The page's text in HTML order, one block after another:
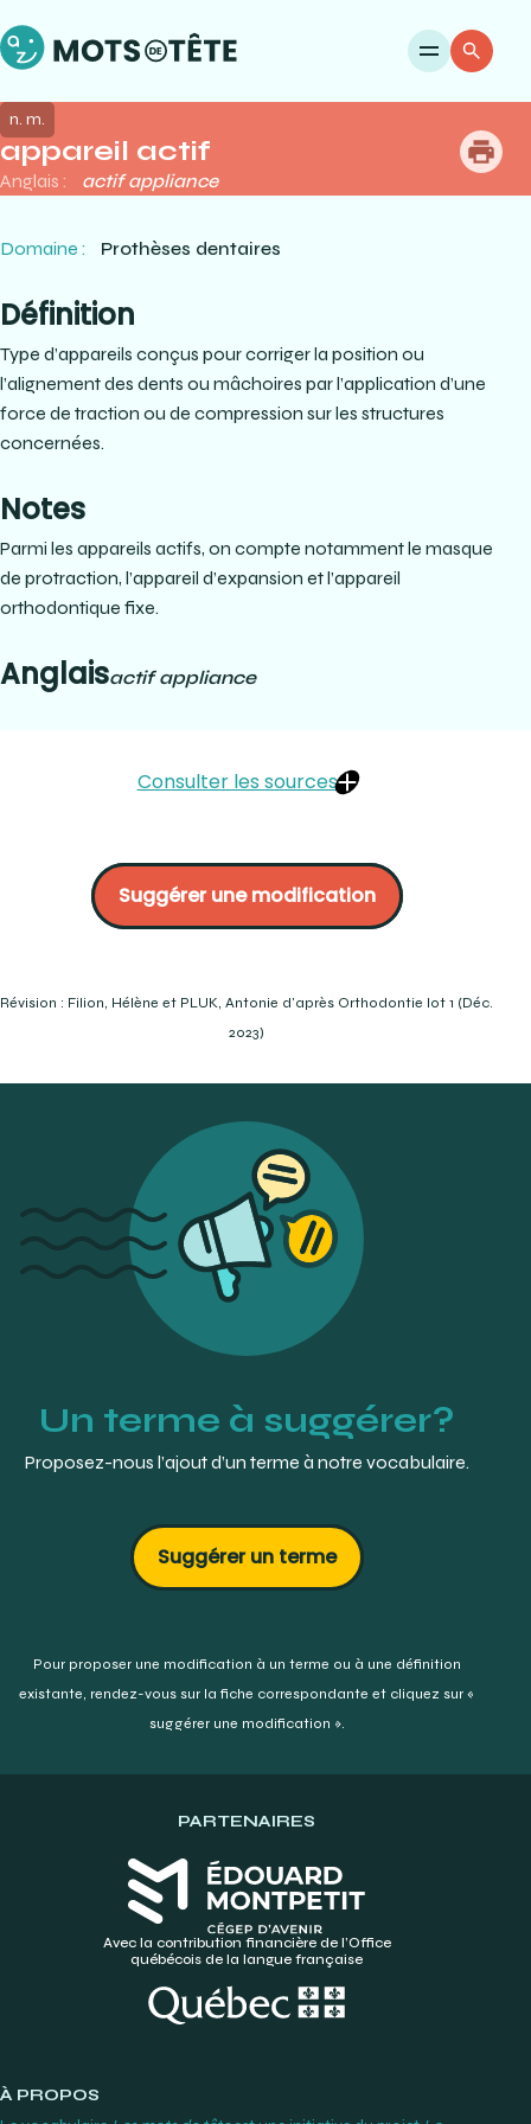
appareil actif
n. m.
Anglais : actif appliance
Domaine : Prothèses dentaires
Définition
Type d’appareils conçus pour corriger la position ou
l’alignement des dents ou mâchoires par l’application d’une
force de traction ou de compression sur les structures
concernées.
Notes
Parmi les appareils actifs, on compte notamment le masque
de protraction, l’appareil d’expansion et l’appareil
orthodontique fixe.
Anglaisactif appliance
Consulter les sources
orthodontie. Édité par le CCDMD, Québec, p. 47 :
McORMOND, Al. Orthodontic laboratory techniques. WD
published, Ontario, p. 5-2, 5-3
Suggérer une modification
Révision : Filion, Hélène et PLUK, Antonie d'après Orthodontie lot 1 (Déc.
2023)
Un terme à suggérer?
Proposez-nous l’ajout d’un terme à notre vocabulaire.
Suggérer un terme
Pour proposer une modification à un terme ou à une définition
existante, rendez-vous sur la fiche correspondante et cliquez sur «
suggérer une modification ».
PARTENAIRES
Avec la contribution financière de l’Office
québécois de la langue française
À PROPOS